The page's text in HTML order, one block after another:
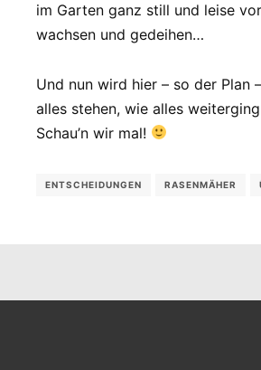
im Garten ganz still und leise
wachsen und gedeihen…
Und nun wird hier – so der Plan
alles stehen, wie alles
Schau’n wir mal!
ENTSCHEIDUNGEN RASENMÄHER